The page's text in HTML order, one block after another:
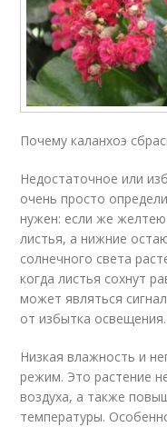
Почему каланхоэ
Недостаточное или
очень просто
нужен: если же
листья, а нижние
солнечного света
когда листья сохнут
может являться
от избытка освещения.
Низкая влажность и
режим. Это растение
воздуха, а также
температуры.